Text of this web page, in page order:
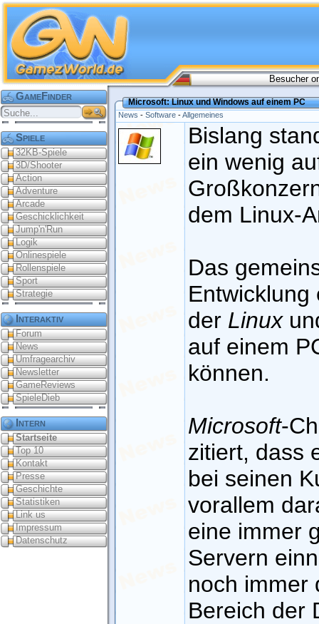
Besucher
GameFinder
Spiele
32KB-Spiele
3D/Shooter
Action
Adventure
Arcade
Geschicklichkeit
Jump'n'Run
Logik
Onlinespiele
Rollenspiele
Sport
Strategie
Interaktiv
Forum
News
Umfragearchiv
Newsletter
GameReviews
SpieleDieb
Intern
Startseite
Top 10
Kontakt
Presse
Geschichte
Statistiken
Link us
Impressum
Datenschutz
Microsoft: Linux und Windows auf einem PC
News - Software -Allgemeines
Bislang
ein wenig
dem Linux-
Das
Entwicklung
der Linux
auf einem
können.
Microsoft-
zitiert, dass
bei seinen
vorallem
eine immer
Servern
noch immer
Bereich der